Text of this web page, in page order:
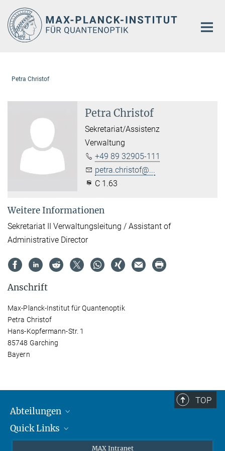
Hauptinhalt
Petra Christof
Petra Christof
Sekretariat/Assistenz
Verwaltung
+49 89 32905-111
petra.christof@...
C 1.63
Weitere Informationen
Sekretariat II Verwaltungsleitung / Assistant of
Administrative Director
Anschrift
Max-Planck-Institut für Quantenoptik
Petra Christof
Hans-Kopfermann-Str. 1
85748 Garching
Bayern
TOP
Abteilungen
Attosekundenphysik
Quick Links
MAX Intranet